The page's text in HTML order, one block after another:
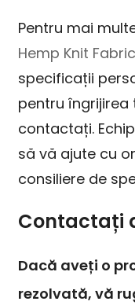
Pentru mai
Hemp Knit Fabric
specificații
pentru îngrijirea
contactați.
să vă ajute cu
consiliere de
Contactați
Dacă aveți o
rezolvată, vă